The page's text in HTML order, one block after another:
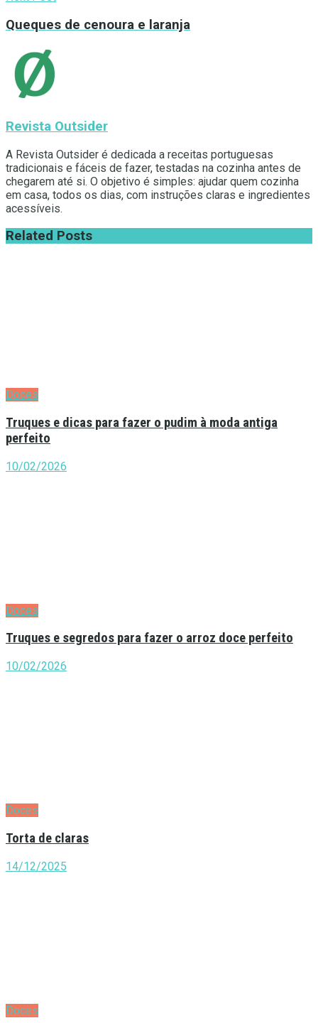
Queques de cenoura e laranja
Revista Outsider
A Revista Outsider é dedicada a receitas portuguesas
tradicionais e fáceis de fazer, testadas na cozinha antes de
chegarem até si. O objetivo é simples: ajudar quem cozinha
em casa, todos os dias, com instruções claras e ingredientes
acessíveis.
Related Posts
Doces
Truques e dicas para fazer o pudim à moda antiga
perfeito
10/02/2026
Doces
Truques e segredos para fazer o arroz doce perfeito
10/02/2026
Doces
Torta de claras
14/12/2025
Doces